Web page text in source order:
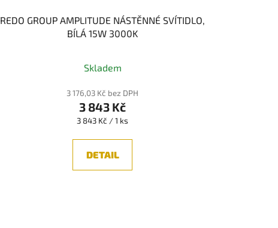
REDO GROUP AMPLITUDE NÁSTĚNNÉ SVÍTIDLO,
BÍLÁ 15W 3000K
Skladem
3 176,03 Kč bez DPH
3 843 Kč
Měrná
3 843 Kč / 1 ks
DETAIL